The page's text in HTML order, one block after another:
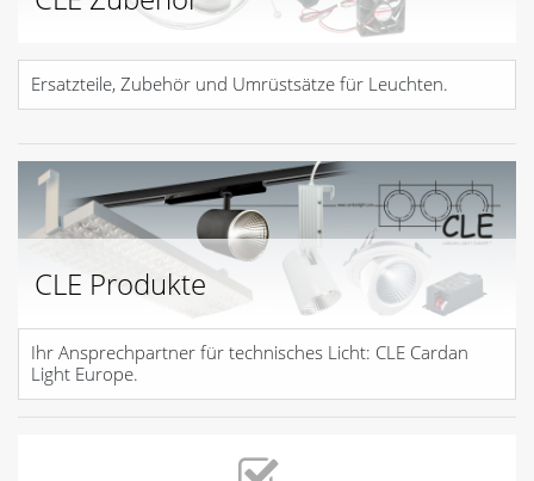
Ersatzteile, Zubehör und Umrüstsätze für Leuchten.
CLE Produkte
Ihr Ansprechpartner für technisches Licht: CLE Cardan
Light Europe.